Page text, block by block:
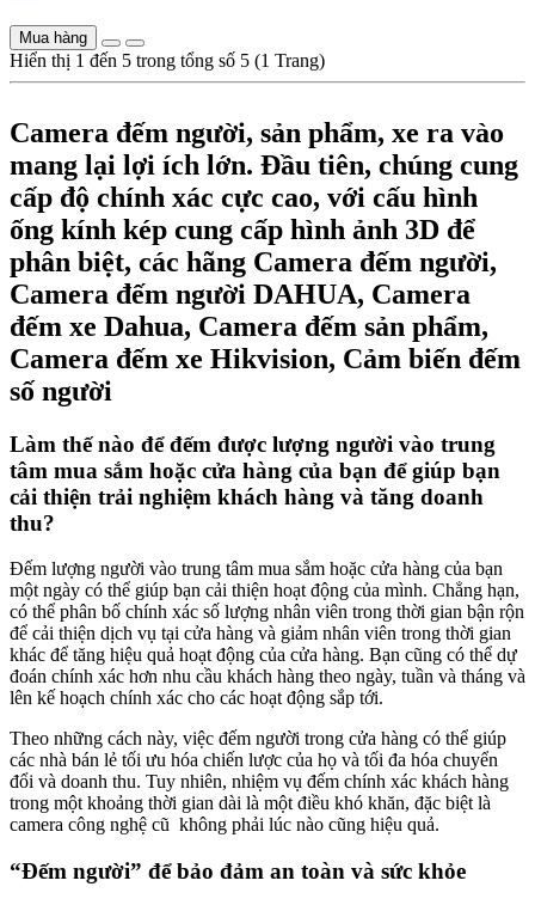
Mua hàng
Hiển thị 1 đến 5 trong tổng số 5 (1 Trang)
Camera đếm người, sản phẩm, xe ra vào
mang lại lợi ích lớn. Đầu tiên, chúng cung
cấp độ chính xác cực cao, với cấu hình
ống kính kép cung cấp hình ảnh 3D để
phân biệt, các hãng Camera đếm người,
Camera đếm người DAHUA, Camera
đếm xe Dahua, Camera đếm sản phẩm,
Camera đếm xe Hikvision, Cảm biến đếm
số người
Làm thế nào để đếm được lượng người vào trung
tâm mua sắm hoặc cửa hàng của bạn để giúp bạn
cải thiện trải nghiệm khách hàng và tăng doanh
thu?
Đếm lượng người vào trung tâm mua sắm hoặc cửa hàng của bạn
một ngày có thể giúp bạn cải thiện hoạt động của mình. Chẳng hạn,
có thể phân bố chính xác số lượng nhân viên trong thời gian bận rộn
để cải thiện dịch vụ tại cửa hàng và giảm nhân viên trong thời gian
khác để tăng hiệu quả hoạt động của cửa hàng. Bạn cũng có thể dự
đoán chính xác hơn nhu cầu khách hàng theo ngày, tuần và tháng và
lên kế hoạch chính xác cho các hoạt động sắp tới.
Theo những cách này, việc đếm người trong cửa hàng có thể giúp
các nhà bán lẻ tối ưu hóa chiến lược của họ và tối đa hóa chuyển
đổi và doanh thu. Tuy nhiên, nhiệm vụ đếm chính xác khách hàng
trong một khoảng thời gian dài là một điều khó khăn, đặc biệt là
camera công nghệ cũ không phải lúc nào cũng hiệu quả.
“Đếm người” để bảo đảm an toàn và sức khỏe